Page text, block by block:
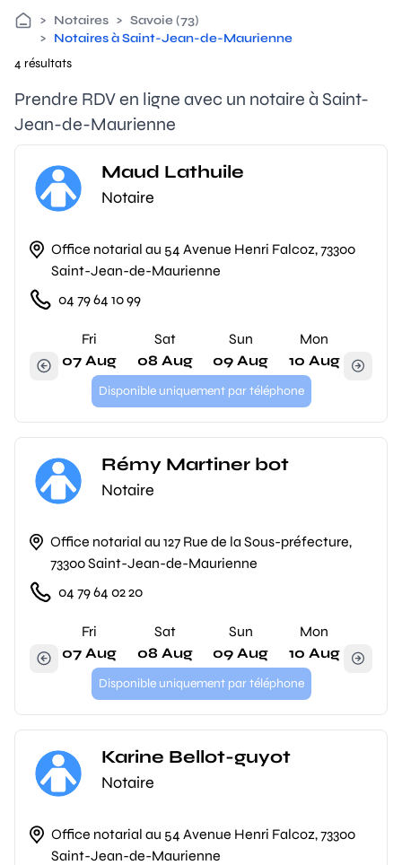
> Notaires > Savoie (73)
> Notaires à Saint-Jean-de-Maurienne
4 résultats
Prendre RDV en ligne avec un notaire à Saint-
Jean-de-Maurienne
Maud Lathuile
Notaire
Office notarial au 54 Avenue Henri Falcoz, 73300
Saint-Jean-de-Maurienne
04 79 64 10 99
Fri
07 Aug
Sat
08 Aug
Sun
09 Aug
Mon
10 Aug
Disponible uniquement par téléphone
Rémy Martiner bot
Notaire
Office notarial au 127 Rue de la Sous-préfecture,
73300 Saint-Jean-de-Maurienne
04 79 64 02 20
Fri
07 Aug
Sat
08 Aug
Sun
09 Aug
Mon
10 Aug
Disponible uniquement par téléphone
Karine Bellot-guyot
Notaire
Office notarial au 54 Avenue Henri Falcoz, 73300
Saint-Jean-de-Maurienne